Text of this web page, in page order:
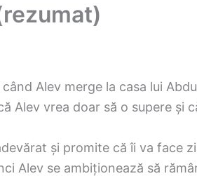
Alev merge la casa lui
Alev vrea doar să o supere și
și promite că îi va face
Alev se ambiționează să